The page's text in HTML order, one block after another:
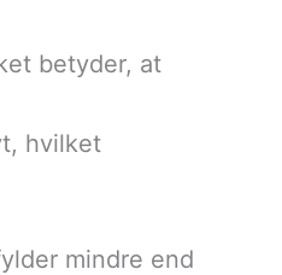
betyder, at
hvilket
mindre end